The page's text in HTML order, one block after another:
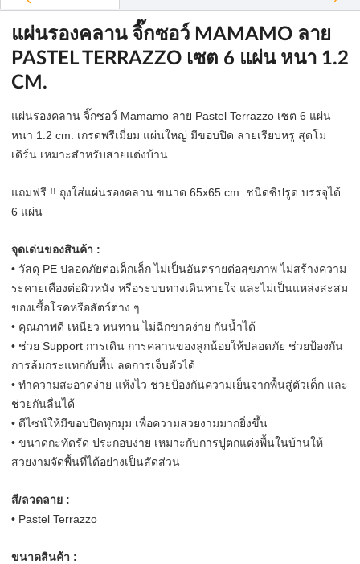
แผ่นรองคลาน จิ๊กซอว์ MAMAMO ลาย
PASTEL TERRAZZO เซต 6 แผ่น หนา 1.2
CM.
แผ่นรองคลาน จิ๊กซอว์ Mamamo ลาย Pastel Terrazzo เซต 6 แผ่น
หนา 1.2 cm. เกรดพรีเมี่ยม แผ่นใหญ่ มีขอบปิด ลายเรียบหรู สุดโม
เดิร์น เหมาะสำหรับสายแต่งบ้าน
แถมฟรี !! ถุงใส่แผ่นรองคลาน ขนาด 65x65 cm. ชนิดซิปรูด บรรจุได้
6 แผ่น
จุดเด่นของสินค้า :
• วัสดุ PE ปลอดภัยต่อเด็กเล็ก ไม่เป็นอันตรายต่อสุขภาพ ไม่สร้างความ
ระคายเคืองต่อผิวหนัง หรือระบบทางเดินหายใจ และไม่เป็นแหล่งสะสม
ของเชื้อโรคหรือสัตว์ต่าง ๆ
• คุณภาพดี เหนียว ทนทาน ไม่ฉีกขาดง่าย กันน้ำได้
• ช่วย Support การเดิน การคลานของลูกน้อยให้ปลอดภัย ช่วยป้องกัน
การล้มกระแทกกับพื้น ลดการเจ็บตัวได้
• ทำความสะอาดง่าย แห้งไว ช่วยป้องกันความเย็นจากพื้นสู่ตัวเด็ก และ
ช่วยกันลื่นได้
• ดีไซน์ให้มีขอบปิดทุกมุม เพื่อความสวยงามมากยิ่งขึ้น
• ขนาดกะทัดรัด ประกอบง่าย เหมาะกับการปูตกแต่งพื้นในบ้านให้
สวยงามจัดพื้นที่ได้อย่างเป็นสัดส่วน
สี/ลวดลาย :
• Pastel Terrazzo
ขนาดสินค้า :